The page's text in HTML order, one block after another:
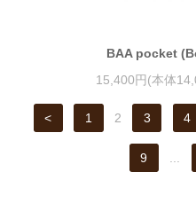
BAA pocket
15,400円(本体
< 1 2 3 4
9